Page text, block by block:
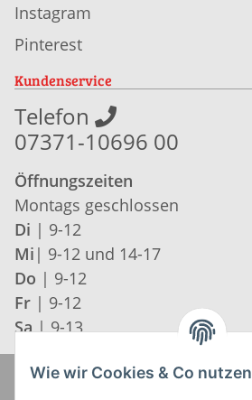
Instagram
Pinterest
Kundenservice
Telefon
07371-10696 00
Öffnungszeiten
Montags geschlossen
Di | 9-12
Mi | 9-12 und 14-17
Do | 9-12
Fr | 9-12
Sa | 9-13
Wie wir Cookies & Co nutzen